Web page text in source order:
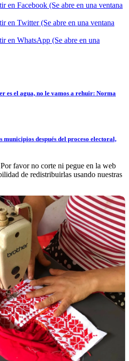
en Facebook (Se abre en una ventana
en Twitter (Se abre en una ventana
en WhatsApp (Se abre en una
es el agua, no le vamos a rehuir: Norma
municipios después del proceso electoral,
favor no corte ni pegue en la web
de redistribuirlas usando nuestras